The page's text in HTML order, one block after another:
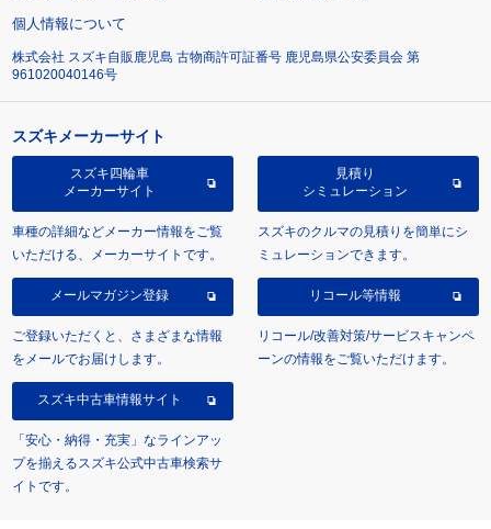
個人情報について
株式会社 スズキ自販鹿児島 古物商許可証番号 鹿児島県公安委員会 第
961020040146号
スズキメーカーサイト
スズキ四輪車
メーカーサイト
車種の詳細などメーカー情報をご覧
いただける、メーカーサイトです。
見積り
シミュレーション
スズキのクルマの見積りを簡単にシ
ミュレーションできます。
メールマガジン登録
ご登録いただくと、さまざまな情報
をメールでお届けします。
リコール等情報
リコール/改善対策/サービスキャンペ
ーンの情報をご覧いただけます。
スズキ中古車情報サイト
「安心・納得・充実」なラインアッ
プを揃えるスズキ公式中古車検索サ
イトです。